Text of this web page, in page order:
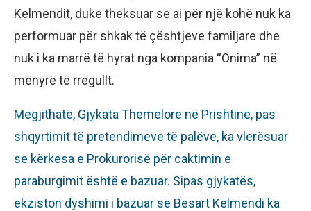
Kelmendit, duke theksuar se ai për një kohë nuk ka
performuar për shkak të çështjeve familjare dhe
nuk i ka marrë të hyrat nga kompania “Onima” në
mënyrë të rregullt.
Megjithatë, Gjykata Themelore në Prishtinë, pas
shqyrtimit të pretendimeve të palëve, ka vlerësuar
se kërkesa e Prokurorisë për caktimin e
paraburgimit është e bazuar. Sipas gjykatës,
ekziston dyshimi i bazuar se Besart Kelmendi ka